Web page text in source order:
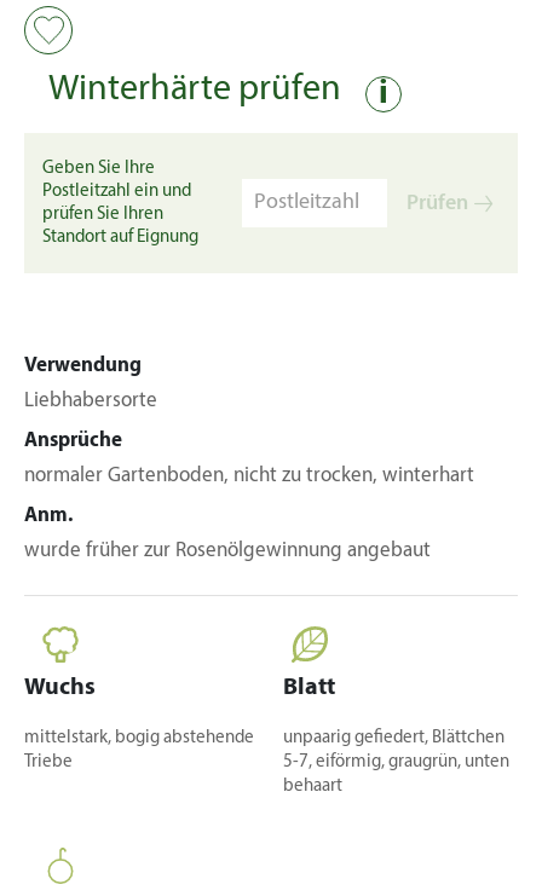
Winterhärte prüfen i
Geben Sie Ihre
Postleitzahl ein und
prüfen Sie Ihren
Standort auf Eignung
Prüfen
Verwendung
Liebhabersorte
Ansprüche
normaler Gartenboden, nicht zu trocken, winterhart
Anm.
wurde früher zur Rosenölgewinnung angebaut
Wuchs
mittelstark, bogig abstehende
Triebe
Blatt
unpaarig gefiedert, Blättchen
5-7, eiförmig, graugrün, unten
behaart